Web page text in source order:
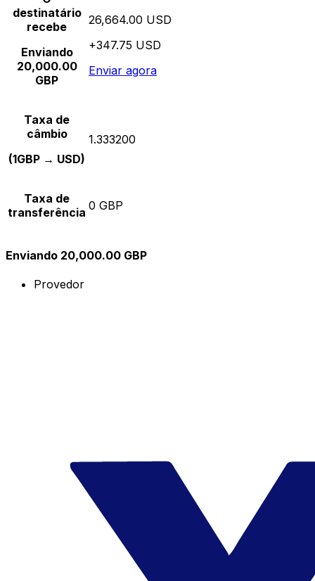
destinatário
recebe
Enviando
20,000.00
GBP
26,664.00 USD
+347.75 USD
Enviar agora
Taxa de
câmbio
(1GBP → USD)
1.333200
Taxa de
transferência 0 GBP
Enviando 20,000.00 GBP
Provedor